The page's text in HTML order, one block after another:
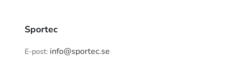
Sportec
E-post: info@sportec.se